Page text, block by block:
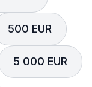
500 EUR
5 000 EUR